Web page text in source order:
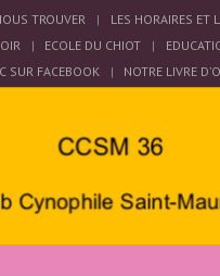
AU CONTENU
TROUVER LES HORAIRES ET
ECOLE DU CHIOT
SUR FACEBOOK
NOTRE LIVRE
Club